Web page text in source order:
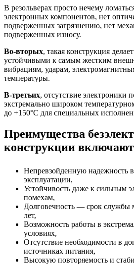
В резольверах просто нечему
электронных компонентов, нет
подверженных загрязнению, нет
подверженных износу.
Во-вторых, такая конструкция
устойчивыми к самым жестким
вибрациям, ударам,
температуры.
В-третьих, отсутствие электроники
экстремально широком
до +150°C для специальных
Преимущества
конструкции
Непревзойденную надежность
эксплуатации,
Устойчивость даже к сильным
помехам,
Долговечность — срок службы
лет,
Возможность работы в
условиях,
Отсутствие необходимости в
источниках питания,
Высокую повторяемость и